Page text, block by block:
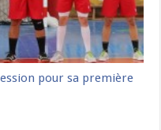
pour sa première